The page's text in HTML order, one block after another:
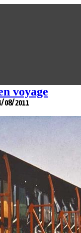
voyage
08/2011